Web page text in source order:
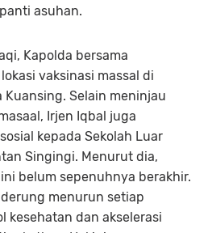
asuhan.
Kapolda bersama
vaksinasi massal di
Kuansing. Selain meninjau
Irjen Iqbal juga
kepada Sekolah Luar
Singingi. Menurut dia,
belum sepenuhnya berakhir.
menurun setiap
kesehatan dan akselerasi